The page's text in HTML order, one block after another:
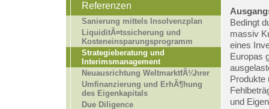
Bedingt
massiv
eines
Europas
Produkte
und
Referenzen
Sanierung mittels Insolvenzplan
LiquiditÃ¤tssicherung und
Kosteneinsparungsprogramm
Strategieberatung und
Interimsmanagement
Neuausrichtung WeltmarktfÃ¼hrer
Umfinanzierung und ErhÃ¶hung
des Eigenkapitals
Due Diligence